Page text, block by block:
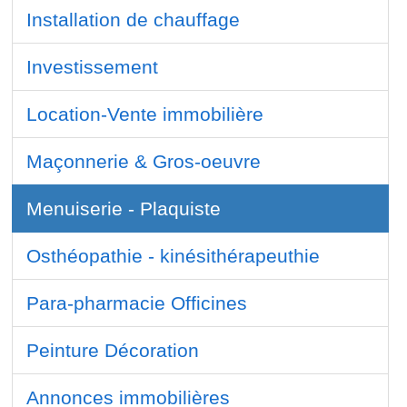
Installation de chauffage
Investissement
Location-Vente immobilière
Maçonnerie & Gros-oeuvre
Menuiserie - Plaquiste
Osthéopathie - kinésithérapeuthie
Para-pharmacie Officines
Peinture Décoration
Annonces immobilières